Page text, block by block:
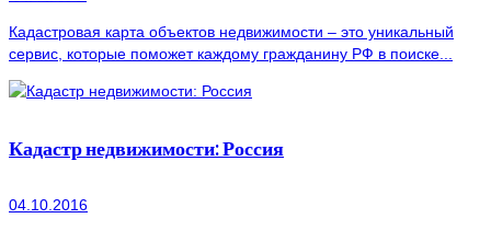
Кадастровая карта объектов недвижимости – это уникальный
сервис, которые поможет каждому гражданину РФ в поиске...
Кадастр недвижимости: Россия
04.10.2016